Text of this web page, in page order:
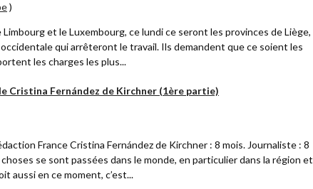
)
et le Luxembourg, ce lundi ce seront les provinces de Liège,
qui arrêteront le travail. Ils demandent que ce soient les
les charges les plus...
Cristina Fernández de Kirchner (1ère partie)
France Cristina Fernández de Kirchner : 8 mois. Journaliste : 8
se sont passées dans le monde, en particulier dans la région et
aussi en ce moment, c’est...